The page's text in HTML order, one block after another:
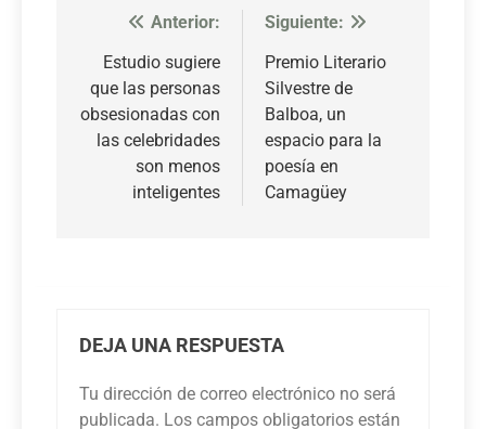
Navegación
de
entradas
Anterior:
Estudio sugiere
que las personas
obsesionadas con
las celebridades
son menos
inteligentes
Siguiente:
Premio Literario
Silvestre de
Balboa, un
espacio para la
poesía en
Camagüey
DEJA UNA RESPUESTA
Tu dirección de correo electrónico no será
publicada. Los campos obligatorios están